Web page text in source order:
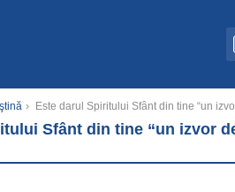
› Este darul Spiritului Sfânt din tine “un
Sfânt din tine “un izvor